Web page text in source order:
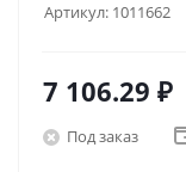
Артикул: 1011662
7 106.29 ₽
Под заказ